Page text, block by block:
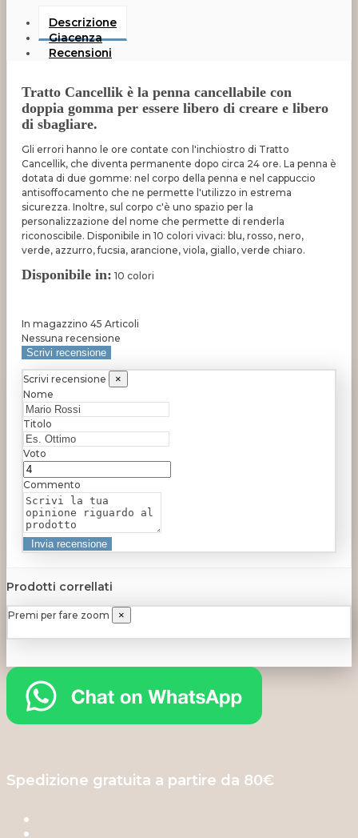
Descrizione
Giacenza
Recensioni
Tratto Cancellik è la penna cancellabile con
doppia gomma per essere libero di creare e libero
di sbagliare.
Gli errori hanno le ore contate con l'inchiostro di Tratto
Cancellik, che diventa permanente dopo circa 24 ore. La penna è
dotata di due gomme: nel corpo della penna e nel cappuccio
antisoffocamento che ne permette l'utilizzo in estrema
sicurezza. Inoltre, sul corpo c'è uno spazio per la
personalizzazione del nome che permette di renderla
riconoscibile. Disponibile in 10 colori vivaci: blu, rosso, nero,
verde, azzurro, fucsia, arancione, viola, giallo, verde chiaro.
Disponibile in: 10 colori
In magazzino 45 Articoli
Nessuna recensione
Scrivi recensione
Scrivi recensione
×
Nome
Titolo
Voto
Commento
Prodotti correllati
Premi per fare zoom ×
Spedizione gratuita a partire da 80€